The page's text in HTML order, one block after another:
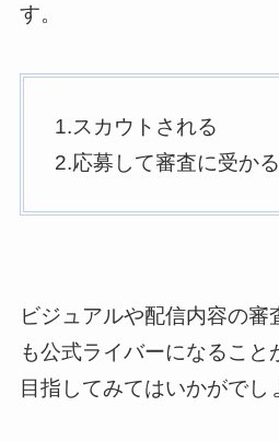
す。
1.スカウトされる
2.応募して審査に受かる
ビジュアルや配信内容の審
も公式ライバーになること
目指してみてはいかがでし